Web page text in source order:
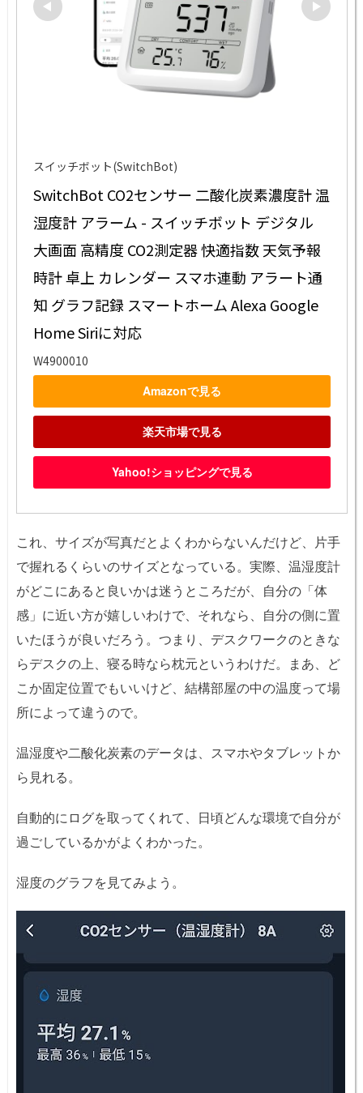
スイッチボット(SwitchBot)
SwitchBot CO2センサー 二酸化炭素濃度計 温
湿度計 アラーム - スイッチボット デジタル
大画面 高精度 CO2測定器 快適指数 天気予報
時計 卓上 カレンダー スマホ連動 アラート通
知 グラフ記録 スマートホーム Alexa Google
Home Siriに対応
W4900010
Amazonで見る
楽天市場で見る
Yahoo!ショッピングで見る
これ、サイズが写真だとよくわからないんだけど、片手
で握れるくらいのサイズとなっている。実際、温湿度計
がどこにあると良いかは迷うところだが、自分の「体
感」に近い方が嬉しいわけで、それなら、自分の側に置
いたほうが良いだろう。つまり、デスクワークのときな
らデスクの上、寝る時なら枕元というわけだ。まあ、ど
こか固定位置でもいいけど、結構部屋の中の温度って場
所によって違うので。
温湿度や二酸化炭素のデータは、スマホやタブレットか
ら見れる。
自動的にログを取ってくれて、日頃どんな環境で自分が
過ごしているかがよくわかった。
湿度のグラフを見てみよう。